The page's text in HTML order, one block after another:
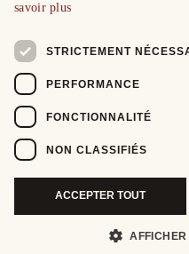
savoir plus
STRICTEMENT
PERFORMANCE
FONCTIONNALITÉ
NON CLASSIFIÉS
ACCEPTER TOUT